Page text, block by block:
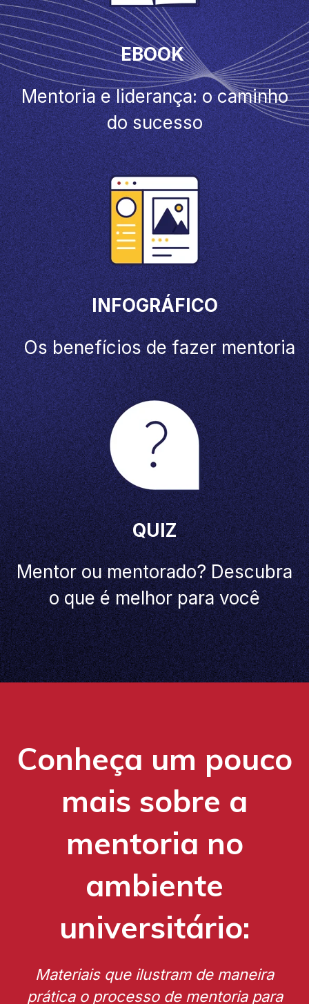
EBOOK
Mentoria e liderança: o caminho
do sucesso
INFOGRÁFICO
Os benefícios de fazer mentoria
QUIZ
Mentor ou mentorado? Descubra
o que é melhorpara você
Conheça um pouco
mais sobre a
mentoria no
ambiente
universitário:
Materiais que ilustram de maneira
prática o processo de mentoria para